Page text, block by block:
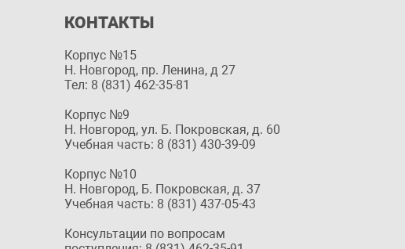
КОНТАКТЫ
Корпус №15
Н. Новгород, пр. Ленина, д 27
Тел: 8 (831) 462-35-81
Корпус №9
Н. Новгород, ул. Б. Покровская, д. 60
Учебная часть: 8 (831) 430-39-09
Корпус №10
Н. Новгород, Б. Покровская, д. 37
Учебная часть: 8 (831) 437-05-43
Консультации по вопросам